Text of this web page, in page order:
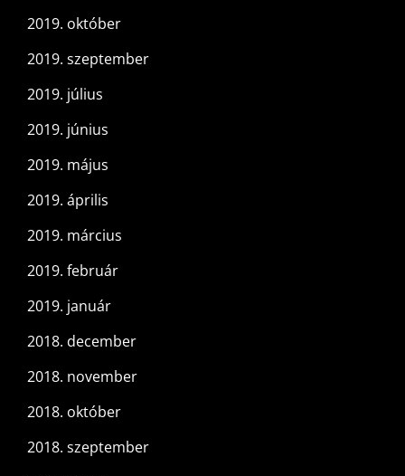
2019. október
2019. szeptember
2019. július
2019. június
2019. május
2019. április
2019. március
2019. február
2019. január
2018. december
2018. november
2018. október
2018. szeptember